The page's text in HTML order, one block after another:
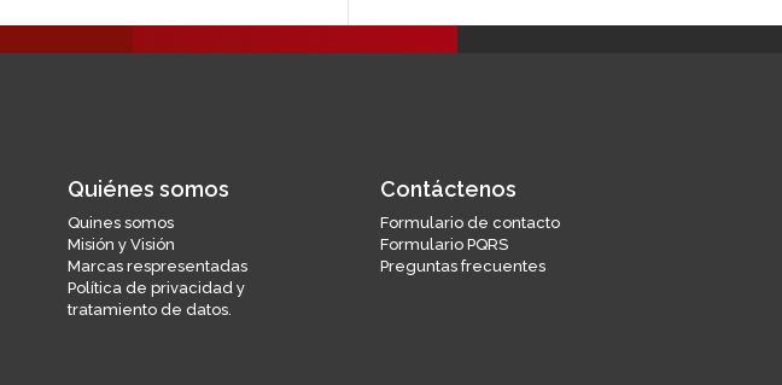
Quiénes somos
Quines somos
Misión y Visión
Marcas respresentadas
Política de privacidad y
tratamiento de datos.
Contáctenos
Formulario de contacto
Formulario PQRS
Preguntas frecuentes